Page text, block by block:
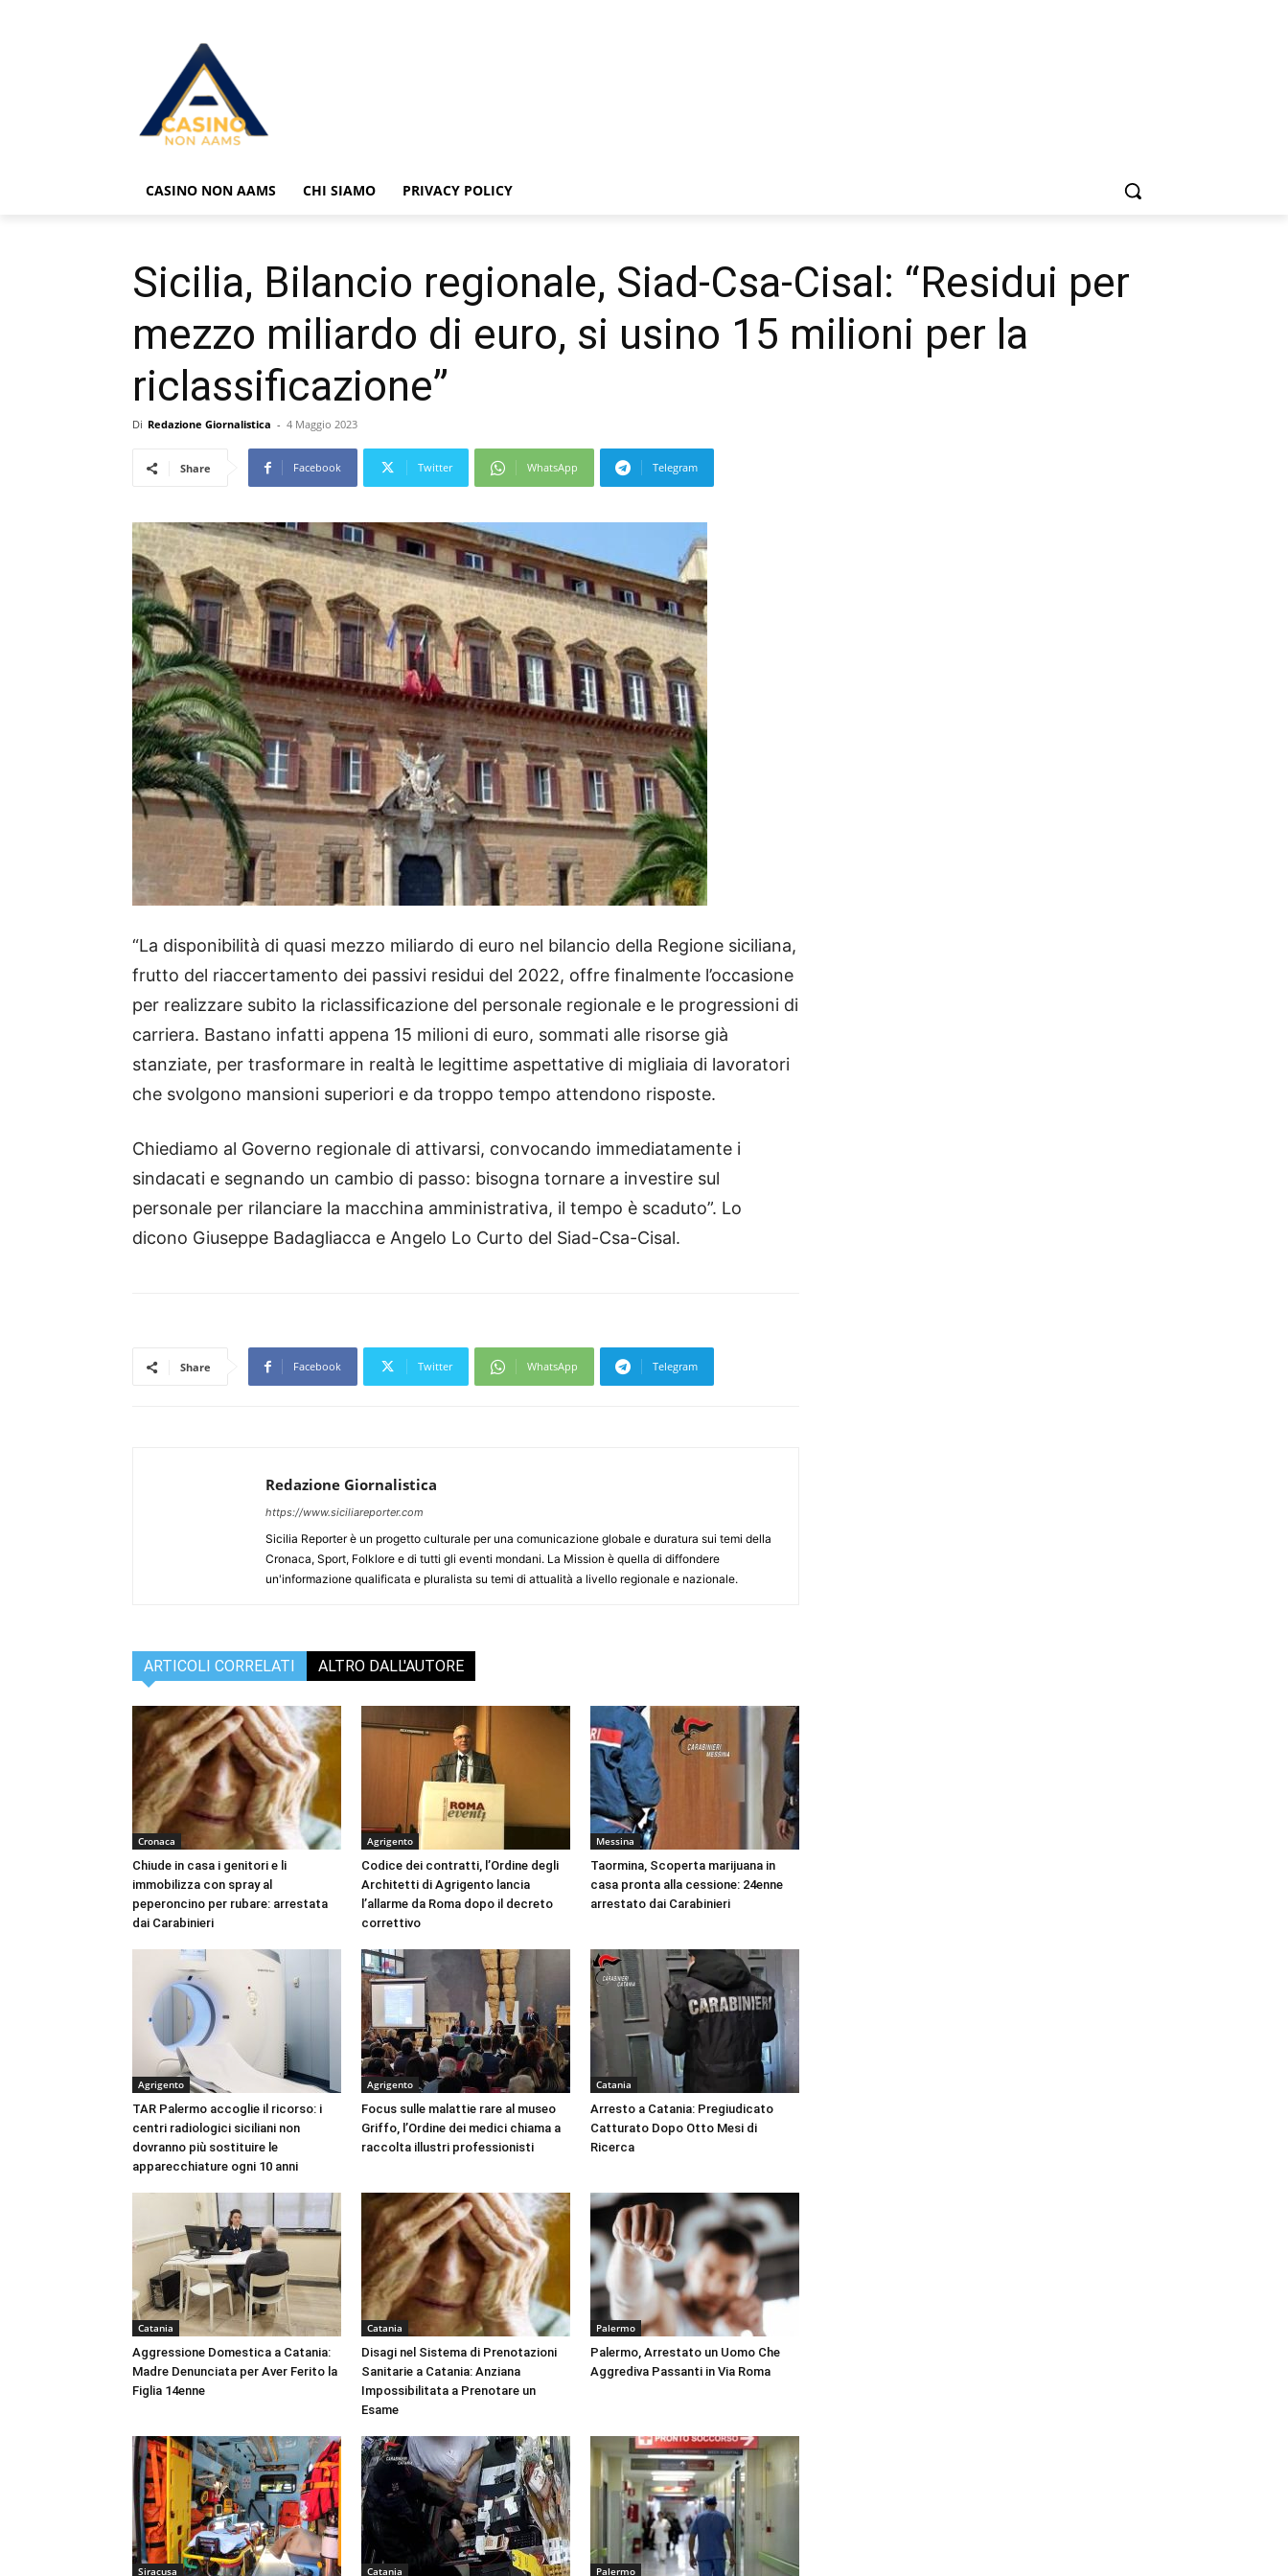
CASINO NON AAMS CHI SIAMO PRIVACY POLICY
Sicilia, Bilancio regionale, Siad-Csa-Cisal: “Residui per
mezzo miliardo di euro, si usino 15 milioni per la
riclassificazione”
Di Redazione Giornalistica - 4 Maggio 2023
Share Facebook Twitter WhatsApp Telegram
“La disponibilità di quasi mezzo miliardo di euro nel bilancio della Regione siciliana,
frutto del riaccertamento dei passivi residui del 2022, offre finalmente l’occasione
per realizzare subito la riclassificazione del personale regionale e le progressioni di
carriera. Bastano infatti appena 15 milioni di euro, sommati alle risorse già
stanziate, per trasformare in realtà le legittime aspettative di migliaia di lavoratori
che svolgono mansioni superiori e da troppo tempo attendono risposte.
Chiediamo al Governo regionale di attivarsi, convocando immediatamente i
sindacati e segnando un cambio di passo: bisogna tornare a investire sul
personale per rilanciare la macchina amministrativa, il tempo è scaduto”. Lo
dicono Giuseppe Badagliacca e Angelo Lo Curto del Siad-Csa-Cisal.
Share Facebook Twitter WhatsApp Telegram
Redazione Giornalistica
https://www.siciliareporter.com
Sicilia Reporter è un progetto culturale per una comunicazione globale e duratura sui temi della
Cronaca, Sport, Folklore e di tutti gli eventi mondani. La Mission è quella di diffondere
un'informazione qualificata e pluralista su temi di attualità a livello regionale e nazionale.
ARTICOLI CORRELATI ALTRO DALL'AUTORE
Cronaca
Chiude in casa i genitori e li
immobilizza con spray al
peperoncino per rubare: arrestata
dai Carabinieri
Agrigento
Codice dei contratti, l’Ordine degli
Architetti di Agrigento lancia
l’allarme da Roma dopo il decreto
correttivo
Messina
Taormina, Scoperta marijuana in
casa pronta alla cessione: 24enne
arrestato dai Carabinieri
Agrigento
TAR Palermo accoglie il ricorso: i
centri radiologici siciliani non
dovranno più sostituire le
apparecchiature ogni 10 anni
Agrigento
Focus sulle malattie rare al museo
Griffo, l’Ordine dei medici chiama a
raccolta illustri professionisti
Catania
Arresto a Catania: Pregiudicato
Catturato Dopo Otto Mesi di
Ricerca
Catania
Aggressione Domestica a Catania:
Madre Denunciata per Aver Ferito la
Figlia 14enne
Catania
Disagi nel Sistema di Prenotazioni
Sanitarie a Catania: Anziana
Impossibilitata a Prenotare un
Esame
Palermo
Palermo, Arrestato un Uomo Che
Aggrediva Passanti in Via Roma
Siracusa Catania Palermo